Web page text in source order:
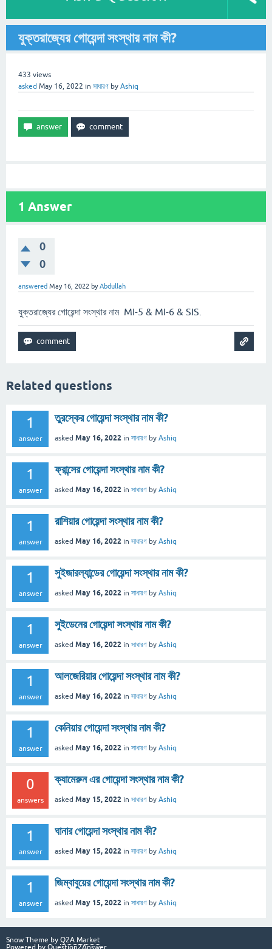
যুক্তরাজ্যের গোয়েন্দা সংস্থার নাম কী?
433 views
asked May 16, 2022 in সাধারণ by Ashiq
1 Answer
0
0
answered May 16, 2022 byAbdullah
যুক্তরাজ্যের গোয়েন্দা সংস্থার নাম MI-5 & MI-6 & SIS.
Related questions
1
answer
তুরস্কের গোয়েন্দা সংস্থার নাম কী?
asked May 16, 2022 in সাধারণ by Ashiq
1
answer
ফ্রান্সের গোয়েন্দা সংস্থার নাম কী?
asked May 16, 2022 in সাধারণ by Ashiq
1
answer
রাশিয়ার গোয়েন্দা সংস্থার নাম কী?
asked May 16, 2022 in সাধারণ by Ashiq
1
answer
সুইজারল্যান্ডের গোয়েন্দা সংস্থার নাম কী?
asked May 16, 2022 in সাধারণ by Ashiq
1
answer
সুইডেনের গোয়েন্দা সংস্থার নাম কী?
asked May 16, 2022 in সাধারণ by Ashiq
1
answer
আলজেরিয়ার গোয়েন্দা সংস্থার নাম কী?
asked May 16, 2022 in সাধারণ by Ashiq
1
answer
কেনিয়ার গোয়েন্দা সংস্থার নাম কী?
asked May 16, 2022 in সাধারণ by Ashiq
0
answers
ক্যামেরুন এর গোয়েন্দা সংস্থার নাম কী?
asked May 15, 2022 in সাধারণ by Ashiq
1
answer
ঘানার গোয়েন্দা সংস্থার নাম কী?
asked May 15, 2022 in সাধারণ by Ashiq
1
answer
জিম্বাবুয়ের গোয়েন্দা সংস্থার নাম কী?
asked May 15, 2022 in সাধারণ by Ashiq
Snow Theme by Q2A Market
Powered by Question2Answer